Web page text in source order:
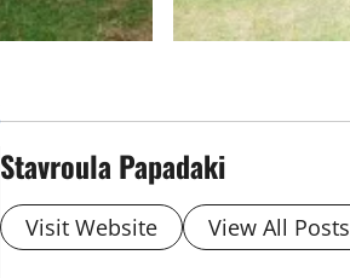
Stavroula Papadaki
Visit Website View All Posts